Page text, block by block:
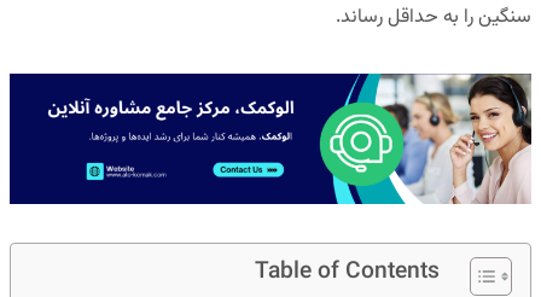
سنگین را به حداقل رساند.
Table of Contents